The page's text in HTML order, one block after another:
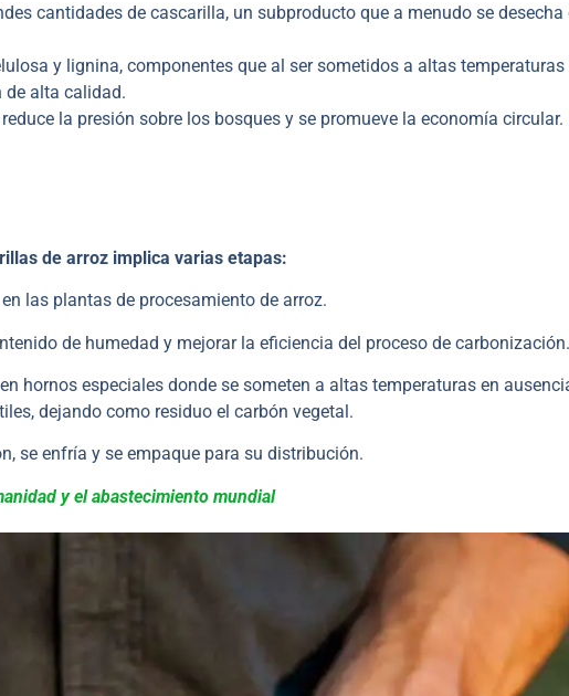
cantidades de cascarilla, un subproducto que a menudo se desecha
y lignina, componentes que al ser sometidos a altas temperaturas
de alta calidad.
la presión sobre los bosques y se promueve la economía circular.
de arroz implica varias etapas:
las plantas de procesamiento de arroz.
de humedad y mejorar la eficiencia del proceso de carbonización.
hornos especiales donde se someten a altas temperaturas en
dejando como residuo el carbón vegetal.
se enfría y se empaque para su distribución.
y el abastecimiento mundial